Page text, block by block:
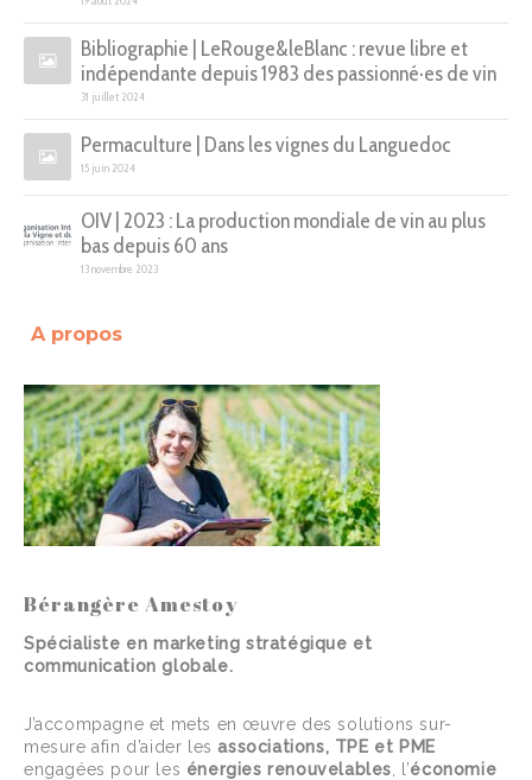
Bibliographie | LeRouge&leBlanc : revue libre et
indépendante depuis 1983 des passionné·es de vin
31 juillet 2024
Permaculture | Dans les vignes du Languedoc
15 juin 2024
OIV | 2023 : La production mondiale de vin au plus
bas depuis 60 ans
13 novembre 2023
A propos
Bérangère Amestoy
Spécialiste en marketing stratégique et
communication globale.
J’accompagne et mets en œuvre des solutions sur-
mesure afin d’aider lesassociations, TPE et PME
engagées pour les énergies renouvelables , l’économie